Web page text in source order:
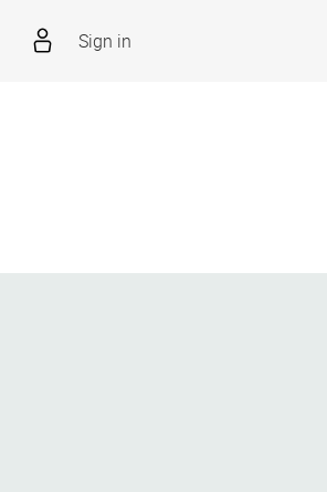
Sign in